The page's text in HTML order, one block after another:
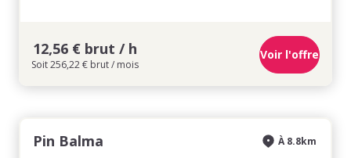
12,56 € brut / h
Soit 256,22 € brut / mois
Voir l'offre
Pin Balma
À 8.8km